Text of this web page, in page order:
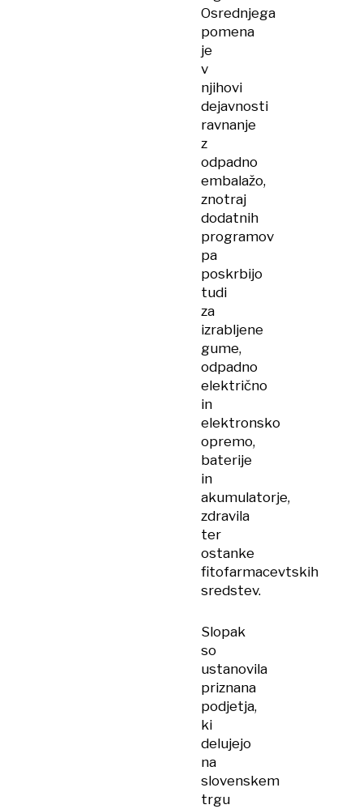
Osrednjega
pomena
je
v
njihovi
dejavnosti
ravnanje
z
odpadno
embalažo,
znotraj
dodatnih
programov
pa
poskrbijo
tudi
za
izrabljene
gume,
odpadno
električno
in
elektronsko
opremo,
baterije
in
akumulatorje,
zdravila
ter
ostanke
fitofarmacevtskih
sredstev.
Slopak
so
ustanovila
priznana
podjetja,
ki
delujejo
na
slovenskem
trgu